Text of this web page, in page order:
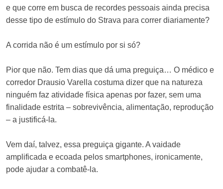
e que corre em busca de recordes pessoais ainda precisa
desse tipo de estímulo do Strava para correr diariamente?
A corrida não é um estímulo por si só?
Pior que não. Tem dias que dá uma preguiça… O médico e
corredor Drausio Varella costuma dizer que na natureza
ninguém faz atividade física apenas por fazer, sem uma
finalidade estrita – sobrevivência, alimentação, reprodução
– a justificá-la.
Vem daí, talvez, essa preguiça gigante. A vaidade
amplificada e ecoada pelos smartphones, ironicamente,
pode ajudar a combatê-la.